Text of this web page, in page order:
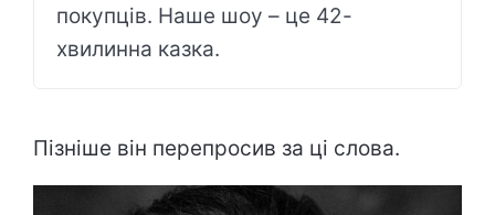
покупців. Наше шоу – це 42-
хвилинна казка.
Пізніше він перепросив за ці слова.